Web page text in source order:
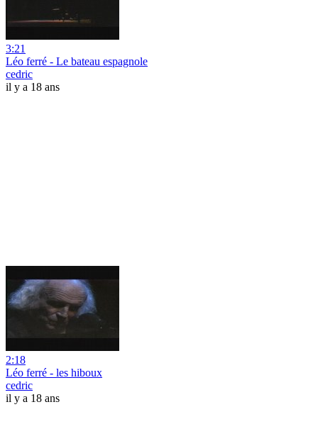
3:21
Léo ferré - Le bateau espagnole
cedric
il y a 18 ans
2:18
Léo ferré - les hiboux
cedric
il y a 18 ans